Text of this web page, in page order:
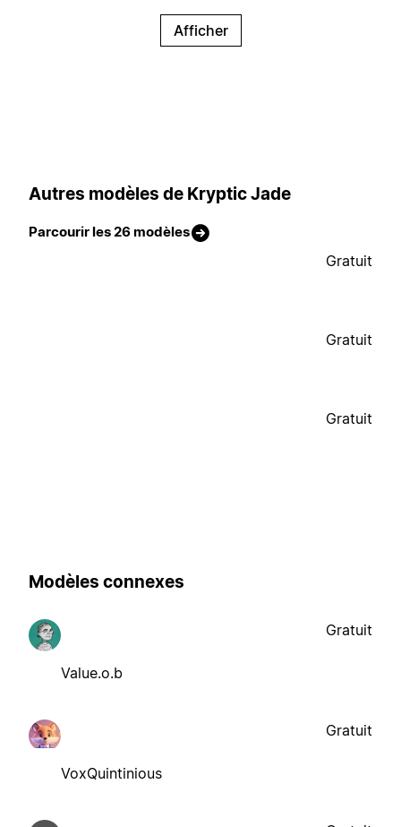
Afficher
Autres modèles de Kryptic Jade
Parcourir les 26 modèles
Gratuit
Gratuit
Gratuit
Modèles connexes
Value.o.b
Gratuit
VoxQuintinious
Gratuit